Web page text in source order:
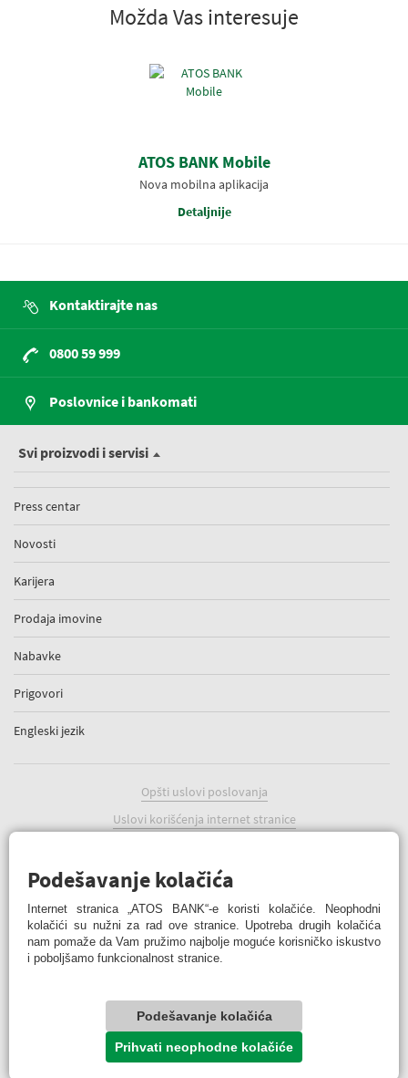
Možda Vas interesuje
ATOS BANK Mobile
Nova mobilna aplikacija
Detaljnije
Kontaktirajte nas
0800 59 999
Poslovnice i bankomati
Svi proizvodi i servisi
Press centar
Novosti
Karijera
Prodaja imovine
Nabavke
Prigovori
Engleski jezik
Opšti uslovi poslovanja
Uslovi korišćenja internet stranice
Podešavanje kolačića
© 2022 ATOS BANK a.d. Banja Luka
© ATOS BANK sva prava zadržana
Podešavanje kolačića
Internet stranica „ATOS BANK“-e koristi kolačiće. Neophodni
kolačići su nužni za rad ove stranice. Upotreba drugih kolačića
nam pomaže da Vam pružimo najbolje moguće korisničko iskustvo
i poboljšamo funkcionalnost stranice.
Podešavanje kolačića
Prihvati neophodne kolačiće